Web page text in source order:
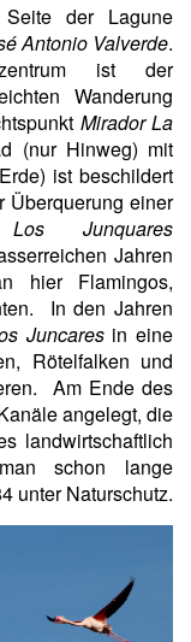
der Lagune
Antonio Valverde.
ist der
Wanderung
Mirador La
(nur Hinweg) mit
ist beschildert
Überquerung einer
Los Junquares
Jahren
hier Flamingos,
In den Jahren
Juncaresin eine
Rötelfalken und
Am Ende des
angelegt, die
landwirtschaftlich
schon lange
unter Naturschutz.